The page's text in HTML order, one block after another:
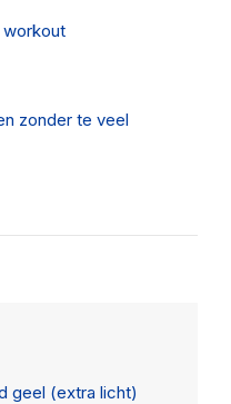
workout
zonder te veel
geel (extra licht)